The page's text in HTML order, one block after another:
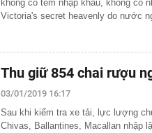
không có tem nhập khẩu, không có
Victoria's secret heavenly do nước
Thu giữ 854 chai rượu
03/01/2019 16:17
Sau khi kiểm tra xe tải, lực lượng
Chivas, Ballantines, Macallan nhập